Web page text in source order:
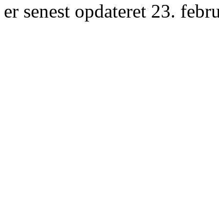
er senest opdateret 23.